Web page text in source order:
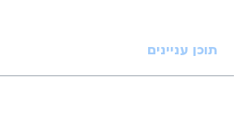
תוכן עניינים